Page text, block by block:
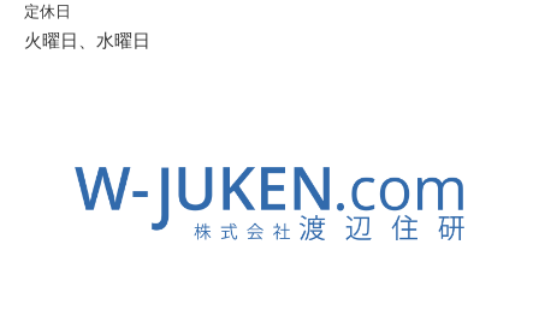
定休日
火曜日、水曜日